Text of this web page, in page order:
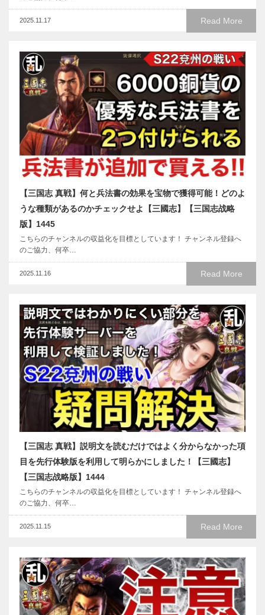
Read More
2025.11.17
【三国志 真戦】何と兵法書の効果を宝物で獲得可能！どのよ
うな種類があるのかチェックせよ【三國志】【三国志战略
版】1445
こちらのチャンネルの収益化を目標としています！ チャンネル登録へ
のご協力、何卒…
Read More
2025.11.16
【三国志 真戦】説明文を読むだけではよく分からなかった項
目を先行体験版を利用して明らかにしました！【三國志】
【三国志战略版】1444
こちらのチャンネルの収益化を目標としています！ チャンネル登録へ
のご協力、何卒…
Read More
2025.11.15